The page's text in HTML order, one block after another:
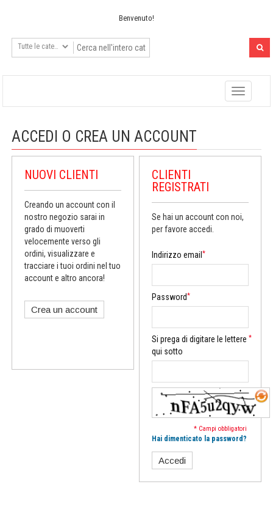
Benvenuto!
Toggle
navigation
ACCEDI O CREA UN ACCOUNT
NUOVI CLIENTI
Creando un account con il
nostro negozio sarai in
grado di muoverti
velocemente verso gli
ordini, visualizzare e
tracciare i tuoi ordini nel tuo
account e altro ancora!
Crea un account
CLIENTI
REGISTRATI
Se hai un account con noi,
per favore accedi.
*
Indirizzo email
*
Password
*
Si prega di digitare le lettere
qui sotto
* Campi obbligatori
Hai dimenticato la password?
Accedi